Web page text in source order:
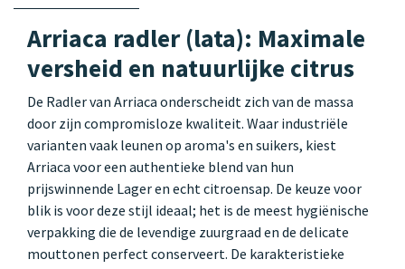
Arriaca radler (lata): Maximale
versheid en natuurlijke citrus
De Radler van Arriaca onderscheidt zich van de massa
door zijn compromisloze kwaliteit. Waar industriële
varianten vaak leunen op aroma's en suikers, kiest
Arriaca voor een authentieke blend van hun
prijswinnende Lager en echt citroensap. De keuze voor
blik is voor deze stijl ideaal; het is de meest hygiënische
verpakking die de levendige zuurgraad en de delicate
mouttonen perfect conserveert. De karakteristieke